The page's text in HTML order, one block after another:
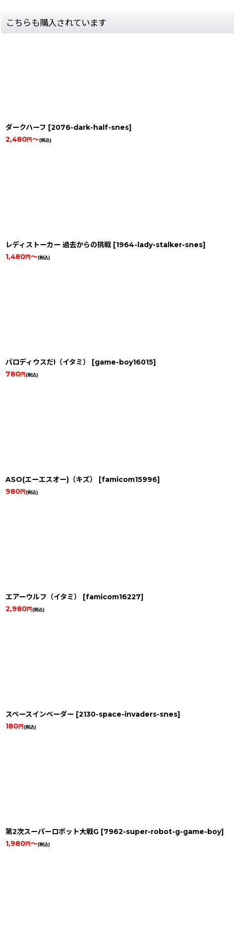
こちらも購入されています
ダークハーフ [2076-dark-half-snes]
2,480円～(税込)
レディストーカー 過去からの挑戦 [1964-lady-stalker-snes]
1,480円～(税込)
パロディウスだ!（イタミ） [game-boy16015]
780円(税込)
ASO(エーエスオー)（キズ） [famicom15996]
980円(税込)
エアーウルフ（イタミ） [famicom16227]
2,980円(税込)
スペースインベーダー [2130-space-invaders-snes]
180円(税込)
第2次スーパーロボット大戦G [7962-super-robot-g-game-boy]
1,980円～(税込)